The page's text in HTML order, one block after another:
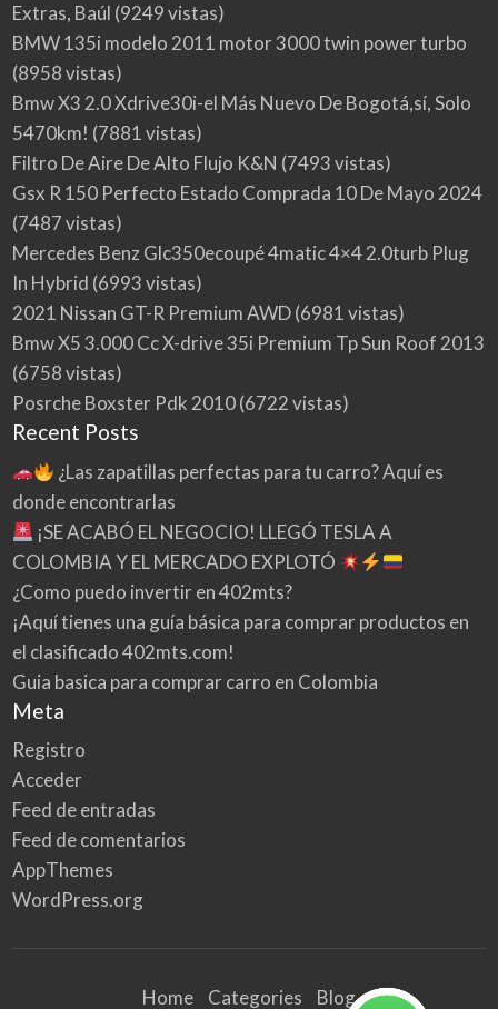
Extras, Baúl (9249 vistas)
BMW 135i modelo 2011 motor 3000 twin power turbo
(8958 vistas)
Bmw X3 2.0 Xdrive30i-el Más Nuevo De Bogotá,sí, Solo
5470km! (7881 vistas)
Filtro De Aire De Alto Flujo K&N (7493 vistas)
Gsx R 150 Perfecto Estado Comprada 10 De Mayo 2024
(7487 vistas)
Mercedes Benz Glc350ecoupé 4matic 4×4 2.0turb Plug
In Hybrid (6993 vistas)
2021 Nissan GT-R Premium AWD(6981 vistas)
Bmw X5 3.000 Cc X-drive 35i Premium Tp Sun Roof 2013
(6758 vistas)
Posrche Boxster Pdk 2010(6722 vistas)
Recent Posts
¿Las zapatillas perfectas para tu carro? Aquí es
donde encontrarlas
¡SE ACABÓ EL NEGOCIO! LLEGÓ TESLA A
COLOMBIA Y EL MERCADO EXPLOTÓ
¿Como puedo invertir en 402mts?
¡Aquí tienes una guía básica para comprar productos en
el clasificado 402mts.com!
Guia basica para comprar carro en Colombia
Meta
Registro
Acceder
Feed de entradas
Feed de comentarios
AppThemes
WordPress.org
Home Categories Blog